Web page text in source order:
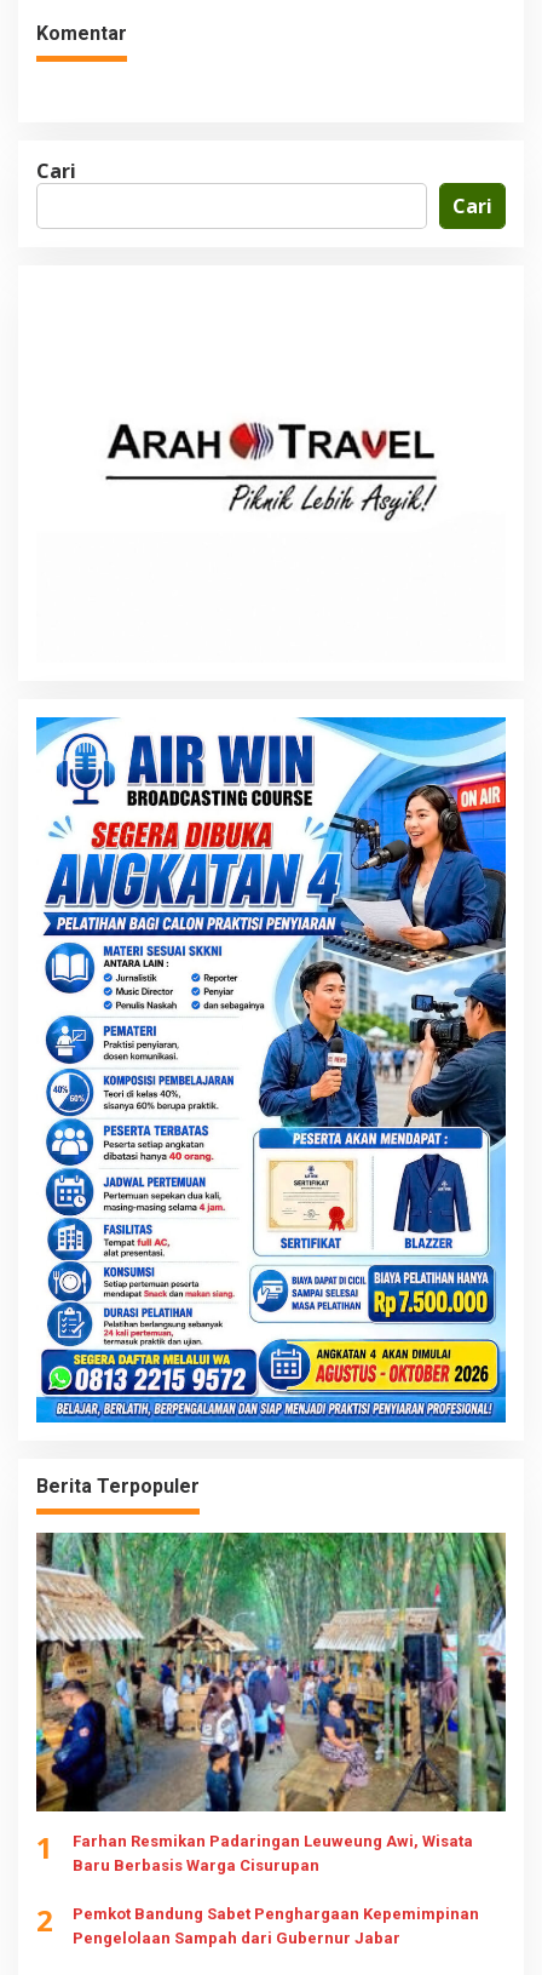
Komentar
Cari
Cari
Berita Terpopuler
1
Farhan Resmikan Padaringan Leuweung Awi, Wisata
Baru Berbasis Warga Cisurupan
2
Pemkot Bandung Sabet Penghargaan Kepemimpinan
Pengelolaan Sampah dari Gubernur Jabar